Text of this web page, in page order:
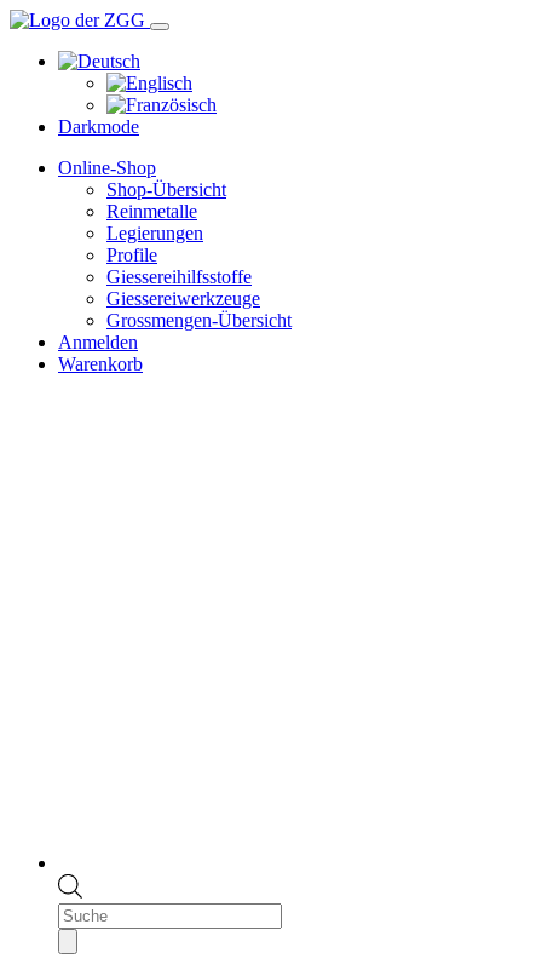
Darkmode
Online-Shop
Shop-Übersicht
Reinmetalle
Legierungen
Profile
Giessereihilfsstoffe
Giessereiwerkzeuge
Grossmengen-Übersicht
Anmelden
Warenkorb
Products
search